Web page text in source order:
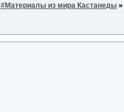
#Материалы из мира Кастанеды »